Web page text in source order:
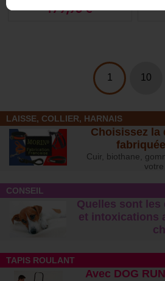
179,95 €
1 10
LAISSE, COLLIER, HARNAIS
Choisissez la
Cuir, biothane,
CONSEIL
Quelles sont
et intoxications
TAPIS ROULANT
Avec DOG